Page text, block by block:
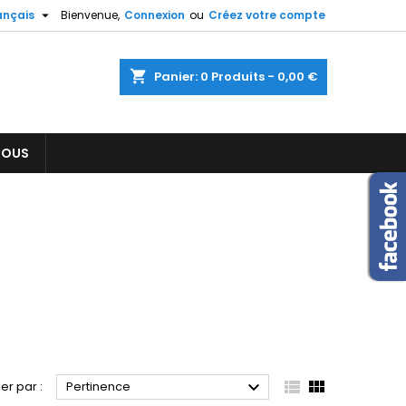
Bienvenue, Connexion ou Créez votre compte

shopping_cart Panier: 0 Produits - 0,00 €
par : Pertinence   